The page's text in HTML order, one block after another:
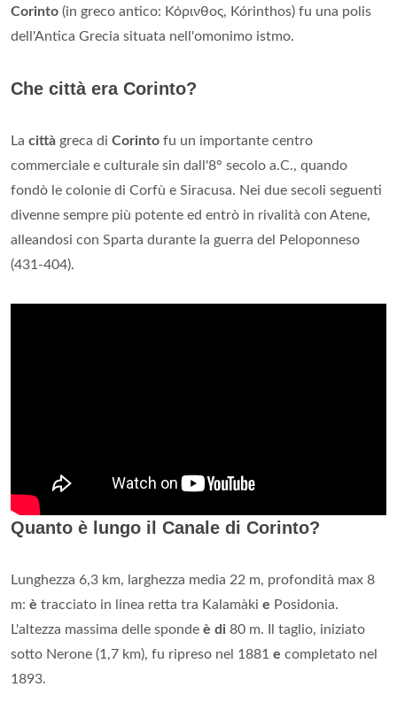
Corinto (in greco antico: Κόρινθος, Kórinthos) fu una polis
dell'Antica Grecia situata nell'omonimo istmo.
Che città era Corinto?
La città greca di Corinto fu un importante centro
commerciale e culturale sin dall'8° secolo a.C., quando
fondò le colonie di Corfù e Siracusa. Nei due secoli seguenti
divenne sempre più potente ed entrò in rivalità con Atene,
alleandosi con Sparta durante la guerra del Peloponneso
(431-404).
Quanto è lungo il Canale di Corinto?
Lunghezza 6,3 km, larghezza media 22 m, profondità max 8
m: è tracciato in linea retta tra Kalamàki e Posidonia.
L'altezza massima delle sponde è di 80 m. Il taglio, iniziato
sotto Nerone (1,7 km), fu ripreso nel 1881 e completato nel
1893.